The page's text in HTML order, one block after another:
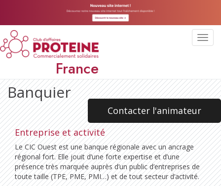
France
Banquier
Contacter l'animateur
Entreprise et activité
Le CIC Ouest est une banque régionale avec un ancrage
régional fort. Elle jouit d’une forte expertise et d’une
présence très marquée auprès d’un public d’entreprises de
toute taille (TPE, PME, PMI…) et de tout secteur d’activité.